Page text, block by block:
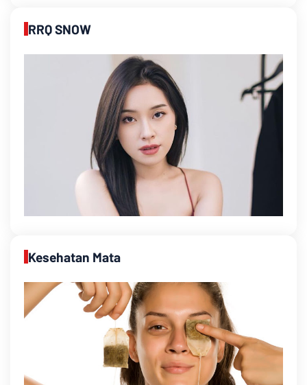
RRQ SNOW
Kesehatan Mata